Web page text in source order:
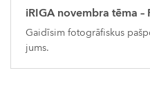
iRIGA novembra tēma
Gaidīsim fotogrāfiskus
jums.